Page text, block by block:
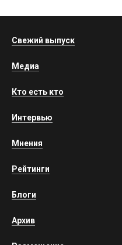
Свежий выпуск
Медиа
Кто есть кто
Интервью
Мнения
Рейтинги
Блоги
Архив